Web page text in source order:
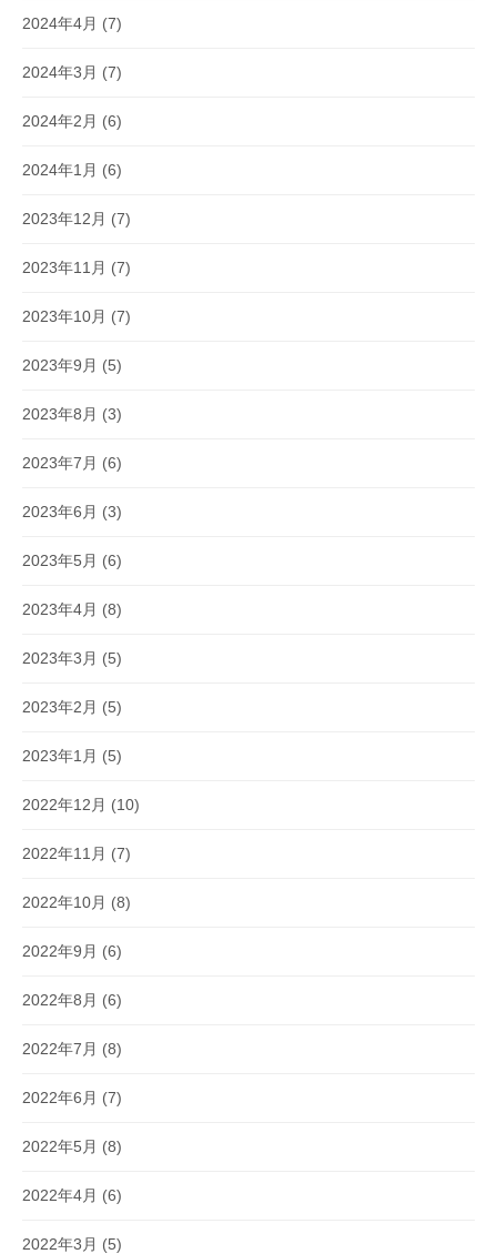
2024年4月 (7)
2024年3月 (7)
2024年2月 (6)
2024年1月 (6)
2023年12月 (7)
2023年11月 (7)
2023年10月 (7)
2023年9月 (5)
2023年8月 (3)
2023年7月 (6)
2023年6月 (3)
2023年5月 (6)
2023年4月 (8)
2023年3月 (5)
2023年2月 (5)
2023年1月 (5)
2022年12月 (10)
2022年11月 (7)
2022年10月 (8)
2022年9月 (6)
2022年8月 (6)
2022年7月 (8)
2022年6月 (7)
2022年5月 (8)
2022年4月 (6)
2022年3月 (5)